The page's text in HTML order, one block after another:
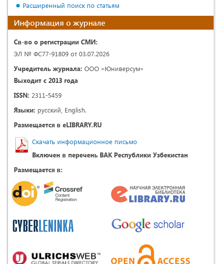
Расширенный поиск по статьям
Информация о журнале
Св-во о регистрации СМИ:
ЭЛ № ФС77-91809 от 03.07.2026
Учредитель журнала: ООО «Юниверсум»
Выходит с 2013 года
ISSN: 2311-5459
Языки: русский, English.
Размещается в eLIBRARY.RU
Скачать информационное письмо
Включен в перечень ВАК Республики Узбекистан
Размещается в: